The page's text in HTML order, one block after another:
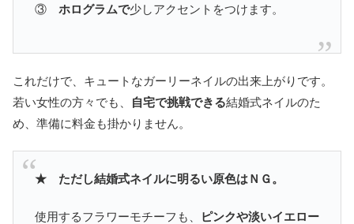
③ ホログラムで少しアクセントをつけます。
これだけで、キュートなガーリーネイルの出来上がりです。
若い女性の方々でも、
自宅で挑戦できる結婚式ネイルのた
め、準備に料金も掛かりません。
★ ただし結婚式ネイルに明るい原色はＮＧ。
使用するフラワーモチーフも、
ピンクや淡いイエロー